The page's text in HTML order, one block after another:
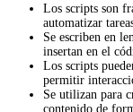
Los scripts son
automatizar
Se escriben en
insertan en el
Los scripts
permitir
Se utilizan para
contenido de